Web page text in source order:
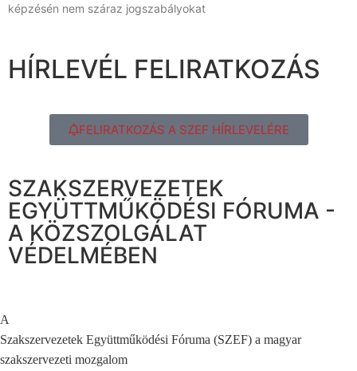
képzésén nem száraz jogszabályokat
HÍRLEVÉL FELIRATKOZÁS
FELIRATKOZÁS A SZEF HÍRLEVELÉRE
SZAKSZERVEZETEK
EGYÜTTMŰKÖDÉSI FÓRUMA -
A KÖZSZOLGÁLAT
VÉDELMÉBEN
A
Szakszervezetek Együttműködési Fóruma (SZEF) a magyar
szakszervezeti mozgalom